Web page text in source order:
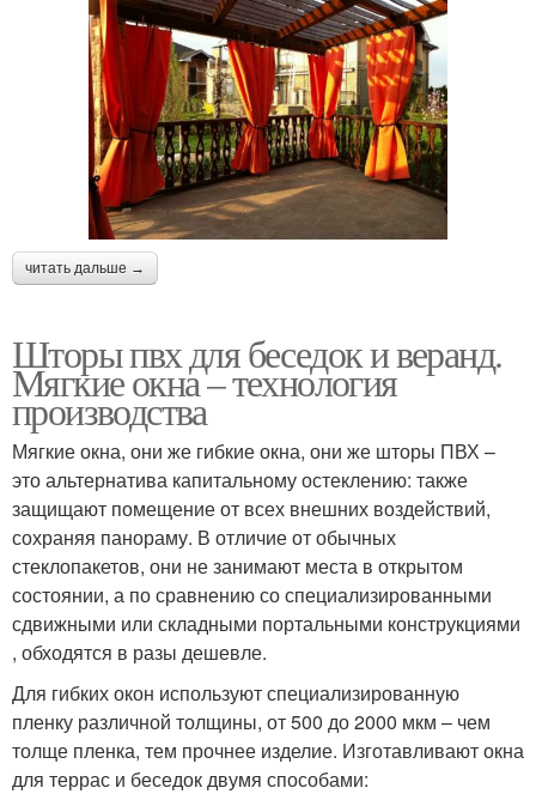
читать дальше →
Шторы пвх для беседок и веранд.
Мягкие окна – технология
производства
Мягкие окна, они же гибкие окна, они же шторы ПВХ –
это альтернатива капитальному остеклению: также
защищают помещение от всех внешних воздействий,
сохраняя панораму. В отличие от обычных
стеклопакетов, они не занимают места в открытом
состоянии, а по сравнению со специализированными
сдвижными или складными портальными конструкциями
, обходятся в разы дешевле.
Для гибких окон используют специализированную
пленку различной толщины, от 500 до 2000 мкм – чем
толще пленка, тем прочнее изделие. Изготавливают окна
для террас и беседок двумя способами: